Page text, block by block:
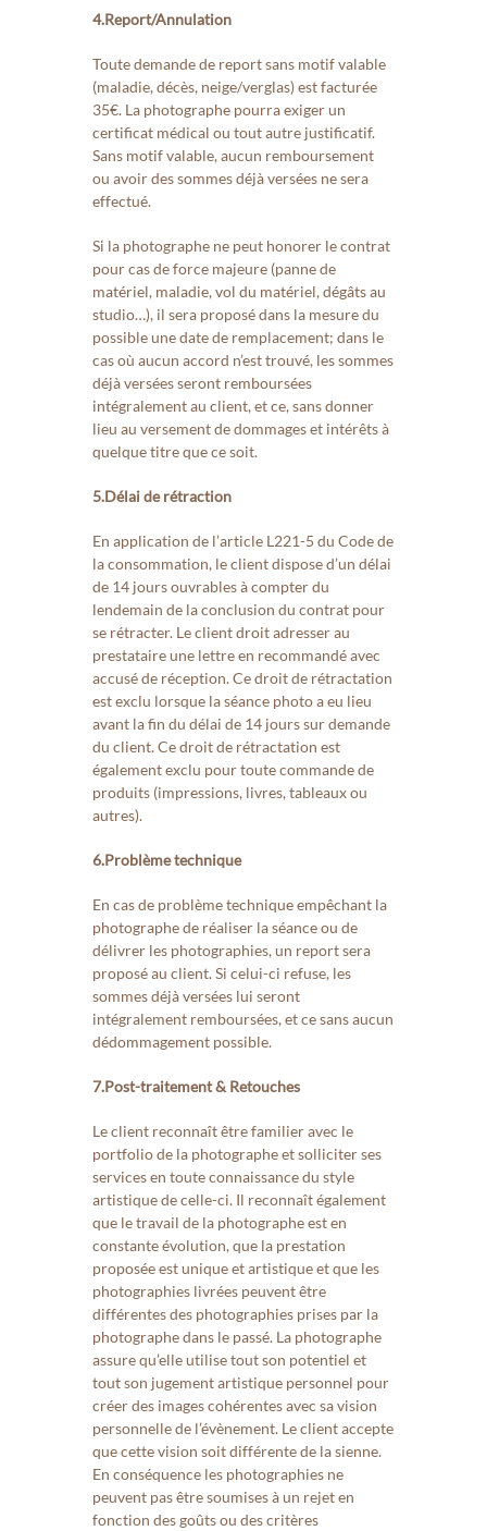
4.Report/Annulation
Toute demande de report sans motif valable
(maladie, décès, neige/verglas) est facturée
35€. La photographe pourra exiger un
certificat médical ou tout autre justificatif.
Sans motif valable, aucun remboursement
ou avoir des sommes déjà versées ne sera
effectué.
Si la photographe ne peut honorer le contrat
pour cas de force majeure (panne de
matériel, maladie, vol du matériel, dégâts au
studio…), il sera proposé dans la mesure du
possible une date de remplacement; dans le
cas où aucun accord n’est trouvé, les sommes
déjà versées seront remboursées
intégralement au client, et ce, sans donner
lieu au versement de dommages et intérêts à
quelque titre que ce soit.
5.Délai de rétraction
En application de l’article L221-5 du Code de
la consommation, le client dispose d’un délai
de 14 jours ouvrables à compter du
lendemain de la conclusion du contrat pour
se rétracter. Le client droit adresser au
prestataire une lettre en recommandé avec
accusé de réception. Ce droit de rétractation
est exclu lorsque la séance photo a eu lieu
avant la fin du délai de 14 jours sur demande
du client. Ce droit de rétractation est
également exclu pour toute commande de
produits (impressions, livres, tableaux ou
autres).
6.Problème technique
En cas de problème technique empêchant la
photographe de réaliser la séance ou de
délivrer les photographies, un report sera
proposé au client. Si celui-ci refuse, les
sommes déjà versées lui seront
intégralement remboursées, et ce sans aucun
dédommagement possible.
7.Post-traitement & Retouches
Le client reconnaît être familier avec le
portfolio de la photographe et solliciter ses
services en toute connaissance du style
artistique de celle-ci. Il reconnaît également
que le travail de la photographe est en
constante évolution, que la prestation
proposée est unique et artistique et que les
photographies livrées peuvent être
différentes des photographies prises par la
photographe dans le passé. La photographe
assure qu’elle utilise tout son potentiel et
tout son jugement artistique personnel pour
créer des images cohérentes avec sa vision
personnelle de l’évènement. Le client accepte
que cette vision soit différente de la sienne.
En conséquence les photographies ne
peuvent pas être soumises à un rejet en
fonction des goûts ou des critères